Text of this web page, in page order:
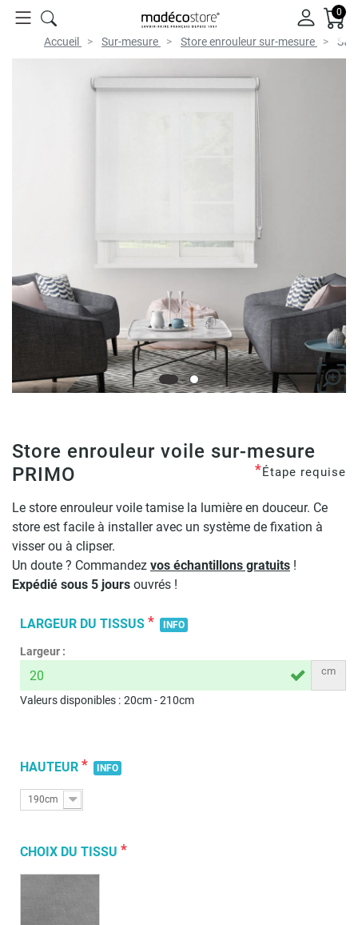
0
Accueil Sur-mesure Store enrouleur sur-mesure
Store enrouleur voile sur-mesure
PRIMO
*Étape requise
Le store enrouleur voile tamise la lumière en douceur. Ce
store est facile à installer avec un système de fixation à
visser ou à clipser.
Un doute ? Commandez vos échantillons gratuits !
Expédié sous 5 jours ouvrés !
LARGEUR DU TISSUS * INFO
Largeur :
cm
Valeurs disponibles : 20cm -210cm
HAUTEUR * INFO
190cm
CHOIX DU TISSU *